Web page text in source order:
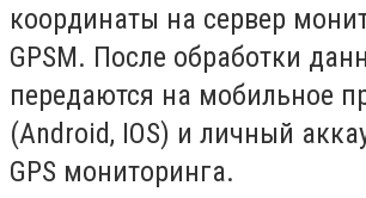
координаты на сервер
GPSM. После обработки
передаются на мобильное
(Android, IOS) и личный
GPS мониторинга.